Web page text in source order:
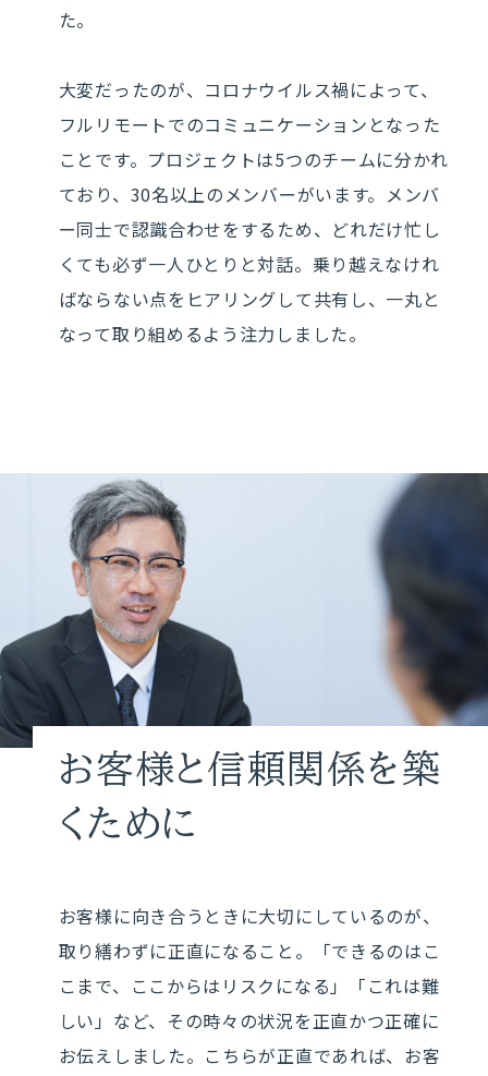
た。
大変だったのが、コロナウイルス禍によって、
フルリモートでのコミュニケーションとなった
ことです。プロジェクトは5つのチームに分かれ
ており、30名以上のメンバーがいます。メンバ
ー同士で認識合わせをするため、どれだけ忙し
くても必ず一人ひとりと対話。乗り越えなけれ
ばならない点をヒアリングして共有し、一丸と
なって取り組めるよう注力しました。
お客様と信頼関係を築
くために
お客様に向き合うときに大切にしているのが、
取り繕わずに正直になること。「できるのはこ
こまで、ここからはリスクになる」「これは難
しい」など、その時々の状況を正直かつ正確に
お伝えしました。こちらが正直であれば、お客